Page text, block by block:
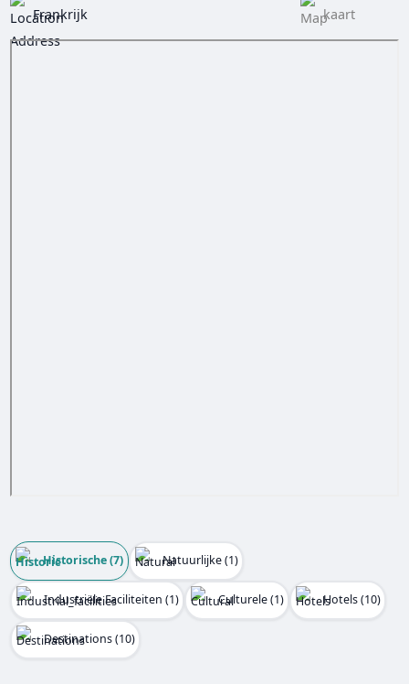
Frankrijk
kaart
Historische (7) Natuurlijke (1)
Industriële Faciliteiten (1) Culturele (1) Hotels (10)
Destinations (10)